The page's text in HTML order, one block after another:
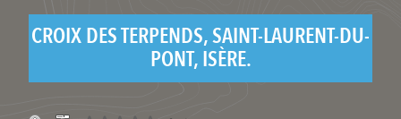
CROIX DES TERPENDS, SAINT-LAURENT-DU-
PONT, ISÈRE.